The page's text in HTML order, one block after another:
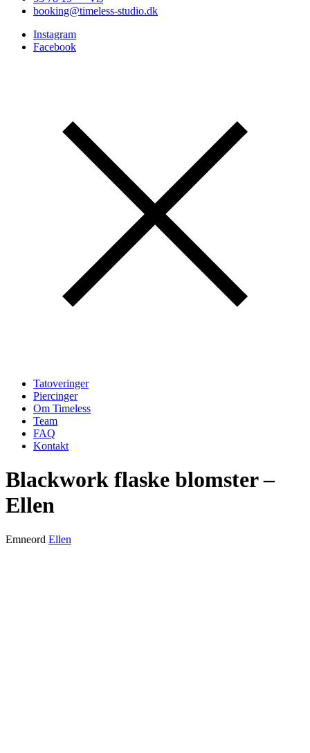
booking@timeless-studio.dk
Instagram
Facebook
Tatoveringer
Piercinger
Om Timeless
Team
FAQ
Kontakt
Blackwork flaske blomster –
Ellen
Emneord Ellen